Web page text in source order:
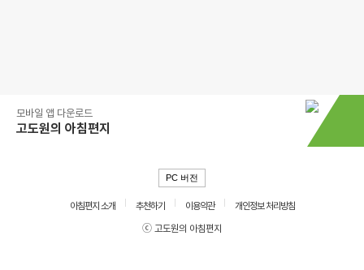
모바일 앱 다운로드
고도원의 아침편지
PC 버전
아침편지 소개 추천하기 이용약관
개인정보 처리방침
ⓒ 고도원의 아침편지